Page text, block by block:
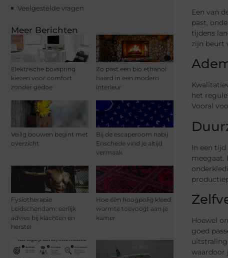
Veelgestelde vragen
Meer Berichten
Elektrische boxspring
kiezen voor comfort
zonder gedoe
Zo past een bio ethanol
haard in een modern
interieur
Veilig bouwen begint met
overzicht
Bij de escaperoom nabij
Enschede vind je altijd
vermaak
Fysiotherapie
Leidschendam: eerlijk
advies bij klachten en
herstel
Hoe een hoogpolig kleed
warmte toevoegt aan je
kamer
Een van
past,
tijdens
zijn beurt
het
Vooral
In een
meegaat.
Hoewel
goed
waardoor